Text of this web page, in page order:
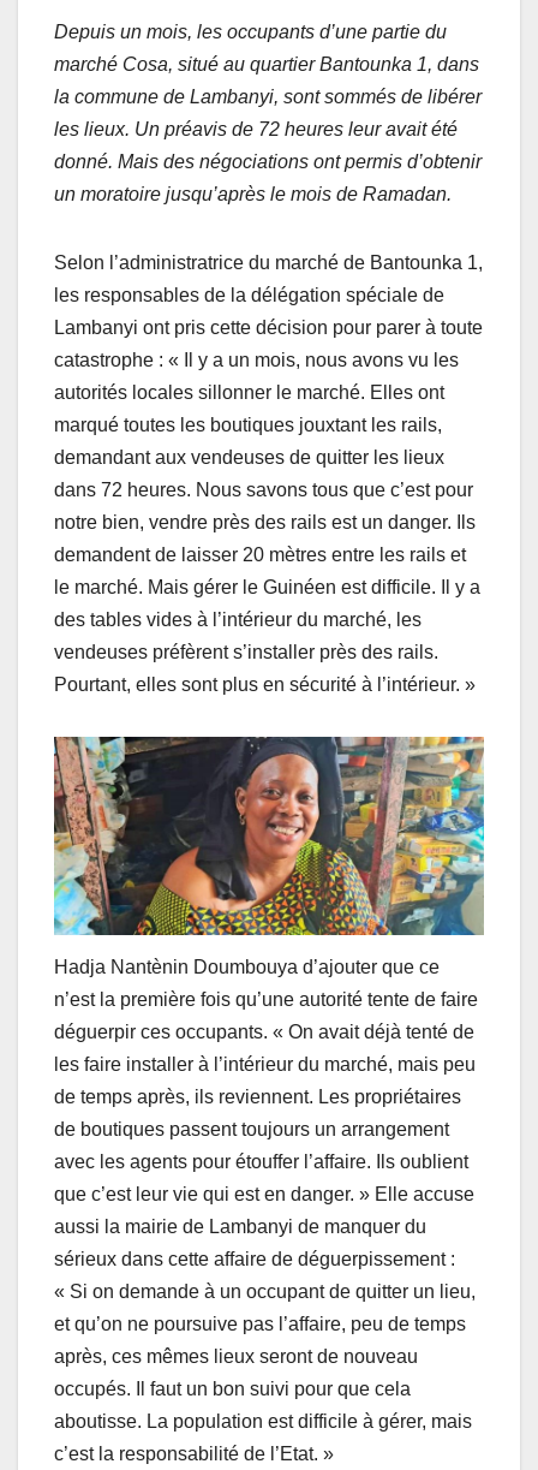
Depuis un mois, les occupants d’une partie du
marché Cosa, situé au quartier Bantounka 1, dans
la commune de Lambanyi, sont sommés de libérer
les lieux. Un préavis de 72 heures leur avait été
donné. Mais des négociations ont permis d’obtenir
un moratoire jusqu’après le mois de Ramadan.
Selon l’administratrice du marché de Bantounka 1,
les responsables de la délégation spéciale de
Lambanyi ont pris cette décision pour parer à toute
catastrophe : « Il y a un mois, nous avons vu les
autorités locales sillonner le marché. Elles ont
marqué toutes les boutiques jouxtant les rails,
demandant aux vendeuses de quitter les lieux
dans 72 heures. Nous savons tous que c’est pour
notre bien, vendre près des rails est un danger. Ils
demandent de laisser 20 mètres entre les rails et
le marché. Mais gérer le Guinéen est difficile. Il y a
des tables vides à l’intérieur du marché, les
vendeuses préfèrent s’installer près des rails.
Pourtant, elles sont plus en sécurité à l’intérieur. »
Hadja Nantènin Doumbouya d’ajouter que ce
n’est la première fois qu’une autorité tente de faire
déguerpir ces occupants. « On avait déjà tenté de
les faire installer à l’intérieur du marché, mais peu
de temps après, ils reviennent. Les propriétaires
de boutiques passent toujours un arrangement
avec les agents pour étouffer l’affaire. Ils oublient
que c’est leur vie qui est en danger. » Elle accuse
aussi la mairie de Lambanyi de manquer du
sérieux dans cette affaire de déguerpissement :
« Si on demande à un occupant de quitter un lieu,
et qu’on ne poursuive pas l’affaire, peu de temps
après, ces mêmes lieux seront de nouveau
occupés. Il faut un bon suivi pour que cela
aboutisse. La population est difficile à gérer, mais
c’est la responsabilité de l’Etat. »